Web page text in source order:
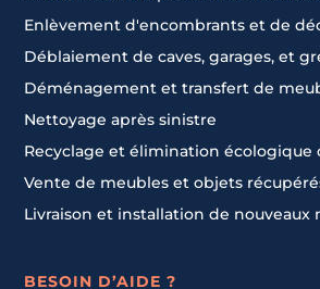
Enlèvement d'encombrants et de
Déblaiement de caves, garages, et
Déménagement et transfert de
Nettoyage après sinistre
Recyclage et élimination écologique
Vente de meubles et objets
Livraison et installation de nouveaux
BESOIN D’AIDE ?